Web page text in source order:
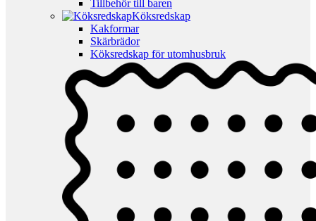
Tillbehör till baren
Köksredskap
Kakformar
Skärbrädor
Köksredskap för utomhusbruk